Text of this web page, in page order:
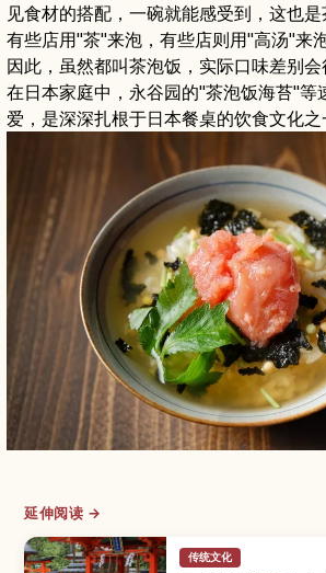
见食材的搭配，一碗就能感受到，这也是
有些店用"茶"来泡，有些店则用"高汤"来泡
因此，虽然都叫茶泡饭，实际口味差别会
在日本家庭中，永谷园的"茶泡饭海苔"等
爱，是深深扎根于日本餐桌的饮食文化之
延伸阅读 →
传统文化